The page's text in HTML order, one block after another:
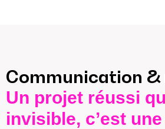
Communication
Un projet réussi
invisible, c’est une